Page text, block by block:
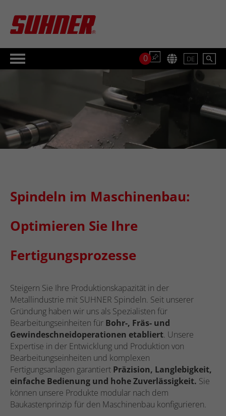
DE
0
Spindeln im Maschinenbau:
Optimieren Sie Ihre
Fertigungsprozesse
Steigern Sie Ihre Produktionskapazität in der
Metallindustrie mit SUHNER Spindeln. Seit unserer
Gründung haben wir uns als Spezialisten für
Bearbeitungseinheiten für Bohr-, Fräs- und
Gewindeschneidoperationen etabliert. Unsere
Expertise in der Entwicklung und Produktion von
Bearbeitungseinheiten und komplexen
Fertigungsanlagen garantiert Präzision, Langlebigkeit,
einfache Bedienung und hohe Zuverlässigkeit. Sie
können unsere Produkte modular nach dem
Baukastenprinzip für den Maschinenbau konfigurieren.